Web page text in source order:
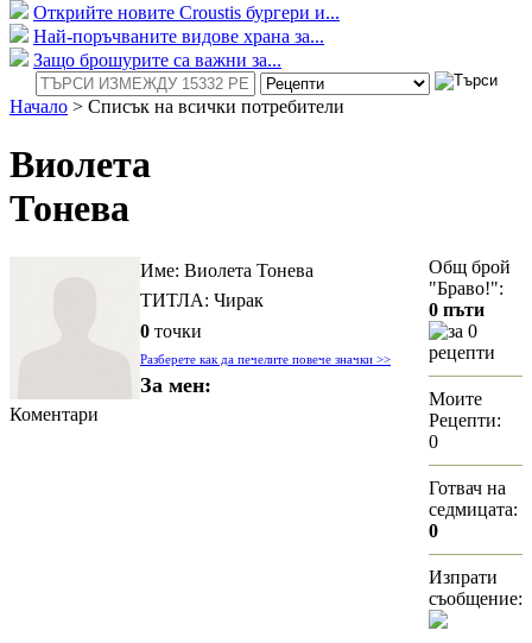
Открийте новите Croustis бургери и...
Най-поръчваните видове храна за...
Защо брошурите са важни за...
Начало > Списък на всички потребители
Виолета
Тонева
Име: Виолета Тонева
ТИТЛА: Чирак
0 точки
Разберете как да печелите повече значки >>
За мен:
Коментари
Общ брой
"Браво!":
0 пъти
за 0
рецепти
Моите
Рецепти:
0
Готвач на
седмицата:
0
Изпрати
съобщение: